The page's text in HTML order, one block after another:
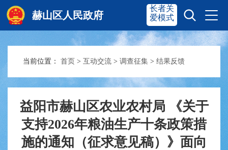
赫山区人民政府
赫山首页 奋进赫山
政务要闻 多彩资湘
信息公开 政务服务
长者关
爱模式
当前位置： 首页 > 互动交流 > 调查征集 > 结果反馈
益阳市赫山区农业农村局 《关于
支持2026年粮油生产十条政策措
施的通知（征求意见稿）》面向